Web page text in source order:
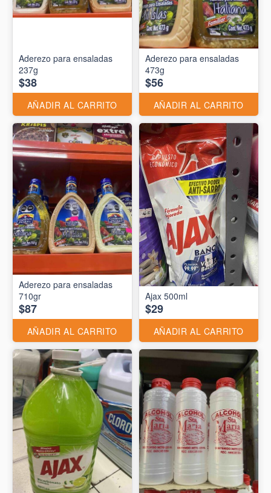
Aderezo para ensaladas
237g
$38
AÑADIR AL CARRITO
Aderezo para ensaladas
473g
$56
AÑADIR AL CARRITO
Aderezo para ensaladas
710gr
$87
AÑADIR AL CARRITO
Ajax 500ml
$29
AÑADIR AL CARRITO